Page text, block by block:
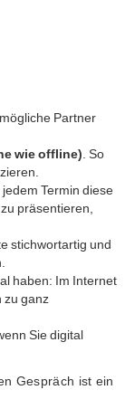
Partner
wie offline) . So
jedem Termin diese
präsentieren,
stichwortartig und
haben: Im Internet
zu ganz
Sie digital
Gespräch ist ein